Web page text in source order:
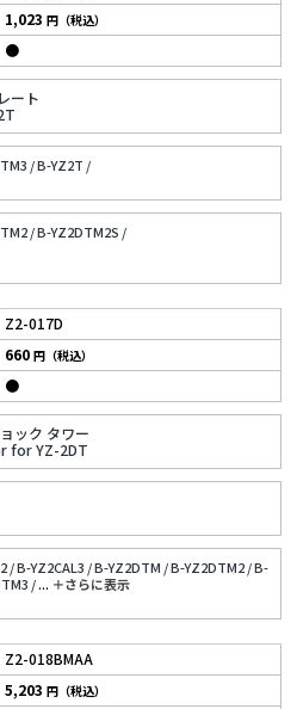
ート
1,023円（税込）
●
/B-YZ2T /
/B-YZ2DTM2S /
Z2-017D
ック タワー
for YZ-2DT
660円（税込）
●
/B-YZ2CAL3 /B-YZ2DTM /B-YZ2DTM2 /B-
/... ＋さらに表⽰
Z2-018BMAA
5,203円（税込）